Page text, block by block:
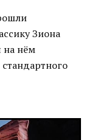
Зиона
на нём